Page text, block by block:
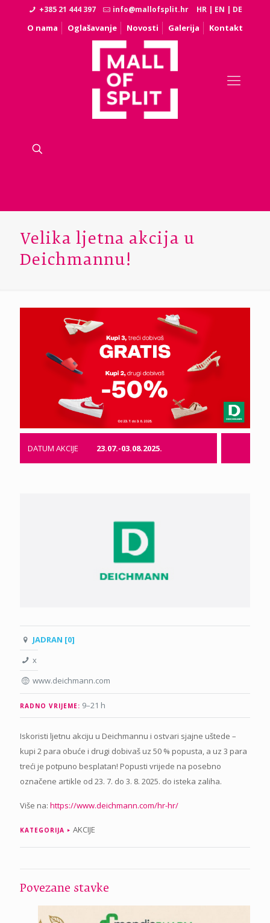
+385 21 444 397 info@mallofsplit.hr HR | EN | DE
O nama Oglašavanje Novosti Galerija Kontakt
Velika ljetna akcija u
Deichmannu!
DATUM AKCIJE 23.07.-03.08.2025.
JADRAN [0]
x
www.deichmann.com
RADNO VRIJEME: 9–21 h
Iskoristi ljetnu akciju u Deichmannu i ostvari sjajne uštede –
kupi 2 para obuće i drugi dobivaš uz 50 % popusta, a uz 3 para
treći je potpuno besplatan! Popusti vrijede na posebno
označene artikle od 23. 7. do 3. 8. 2025. do isteka zaliha.
Više na: https://www.deichmann.com/hr-hr/
KATEGORIJA AKCIJE
Povezane stavke